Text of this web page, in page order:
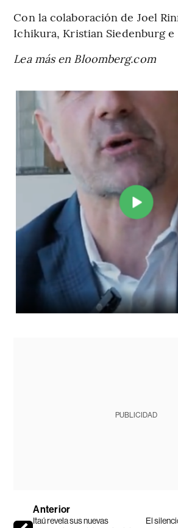
Con la colaboración de Joel
Ichikura, Kristian Siedenburg e
Lea más en Bloomberg.com
PUBLICIDAD
Anterior
Itaú revela sus nuevas
El